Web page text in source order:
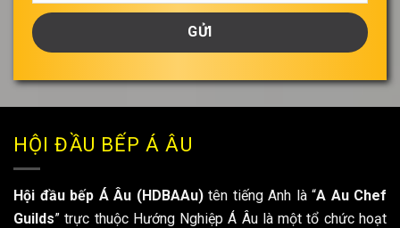
thành
của
bạn
HỘI ĐẦU BẾP Á ÂU
Hội đầu bếp Á Âu (HDBAAu)tên tiếng Anh là “A Au Chef
Guilds” trực thuộc Hướng Nghiệp Á Âu là một tổ chức hoạt